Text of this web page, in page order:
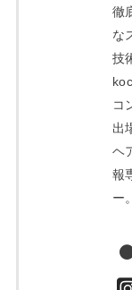
徹
な
技
コ
出
ヘ
報
ー。